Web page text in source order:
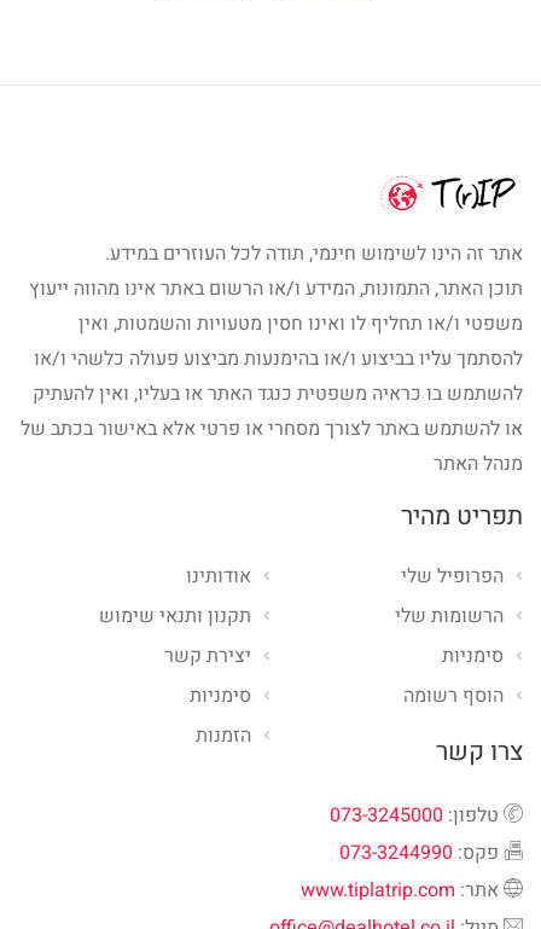
אתר זה הינו לשימוש חינמי, תודה לכל העוזרים במידע.
תוכן האתר, התמונות, המידע ו/או הרשום באתר אינו מהווה ייעוץ
משפטי ו/או תחליף לו ואינו חסין מטעויות והשמטות, ואין
להסתמך עליו בביצוע ו/או בהימנעות מביצוע פעולה כלשהי ו/או
להשתמש בו כראיה משפטית כנגד האתר או בעליו, ואין להעתיק
או להשתמש באתר לצורך מסחרי או פרטי אלא באישור בכתב של
מנהל האתר
תפריט מהיר
אודותינו
תקנון ותנאי שימוש
יצירת קשר
סימניות
הזמנות
הפרופיל שלי
הרשומות שלי
סימניות
הוסף רשומה
צרו קשר
טלפון: 073-3245000
פקס: 073-3244990
אתר: www.tiplatrip.com